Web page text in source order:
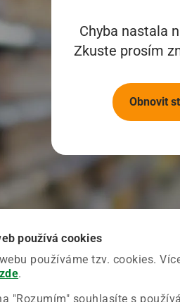
používá cookies
používáme tzv. cookies.
zde.
"Rozumím" souhlasíte s
Chyba nastala
Zkuste prosím
Obnovit